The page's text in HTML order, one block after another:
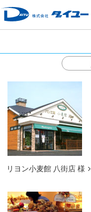
コ
テ
ツ
リヨン小麦館 八街店 様